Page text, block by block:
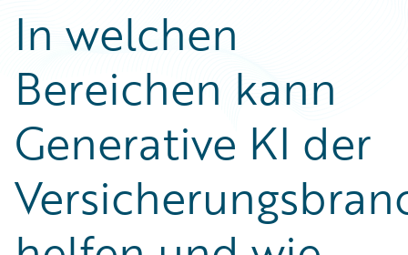
Blog
Help and Support
Insurance Technology FAQ
Customer Viewpoint
Developers
Intelligent Experience
Technology
Trends
In welchen
Bereichen kann
Generative KI der